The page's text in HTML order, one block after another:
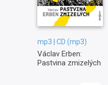
mp3 | CD (mp3)
Václav Erben:
Pastvina zmizelých